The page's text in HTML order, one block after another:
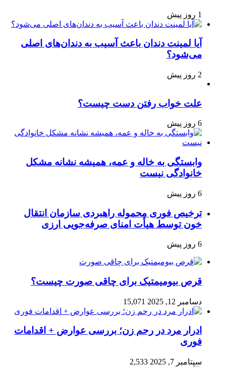
1 روز پیش
آیا لمینت دندان باعث آسیب به دندان‌های اصلی
می‌شود؟
2 روز پیش
علت خواب رفتن دست چیست؟
6 روز پیش
وابستگی به خاله و عمه، همیشه نشانه مشکل
خانوادگی نیست
6 روز پیش
ترخیص فوری محموله راهبردی سازمان انتقال
خون توسط هیأت امنای صرفه‌جویی ارزی
6 روز پیش
قرص بیومیمتیک برای چاقی صورت چیست؟
دسامبر 12, 2025 15,071
ادرار مرد در رحم زن؛ بررسی عوارض + اقدامات
فوری
سپتامبر 7, 2025 2,533